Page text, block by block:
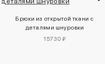
Брюки из открытой ткани с
деталями шнуровки
15730 ₽